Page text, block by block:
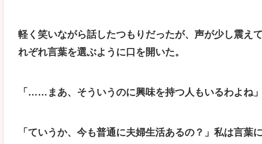
軽く笑いながら話したつもりだったが、声が少し震え
れぞれ言葉を選ぶように口を開いた。
「……まあ、そういうのに興味を持つ人もいるわよね」
「ていうか、今も普通に夫婦生活あるの？」私は言葉